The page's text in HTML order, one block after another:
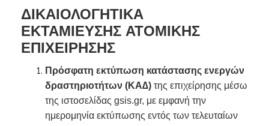
ΔΙΚΑΙΟΛΟΓΗΤΙΚΑ
ΕΚΤΑΜΙΕΥΣΗΣ ΑΤΟΜΙΚΗΣ
ΕΠΙΧΕΙΡΗΣΗΣ
Πρόσφατη εκτύπωση κατάστασης ενεργών
δραστηριοτήτων (ΚΑ∆) της επιχείρησης μέσω
της ιστοσελίδας gsis.gr, με εμφανή την
ημερομηνία εκτύπωσης εντός των τελευταίων